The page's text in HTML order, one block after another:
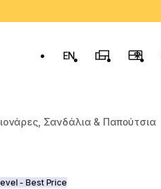
Αλλαγή γλώσσας:
EN
Σανδάλια & Παπούτσια
- Best Price